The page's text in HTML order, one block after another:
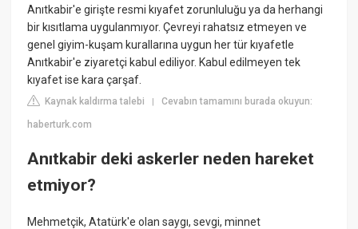
Anıtkabir'e girişte resmi kıyafet zorunluluğu ya da herhangi
bir kısıtlama uygulanmıyor. Çevreyi rahatsız etmeyen ve
genel giyim-kuşam kurallarına uygun her tür kıyafetle
Anıtkabir'e ziyaretçi kabul ediliyor. Kabul edilmeyen tek
kıyafet ise kara çarşaf.
Kaynak kaldırma talebi |Cevabın tamamını burada okuyun:
haberturk.com
Anıtkabir deki askerler neden hareket
etmiyor?
Mehmetçik, Atatürk'e olan saygı, sevgi, minnet